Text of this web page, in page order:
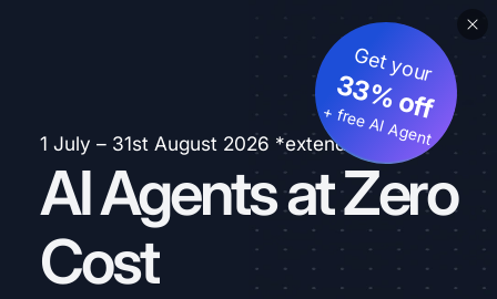
1 July – 31st August 2026 *extended
AI Agents at Zero
Cost
Get your
33% off
+ free AI Agent